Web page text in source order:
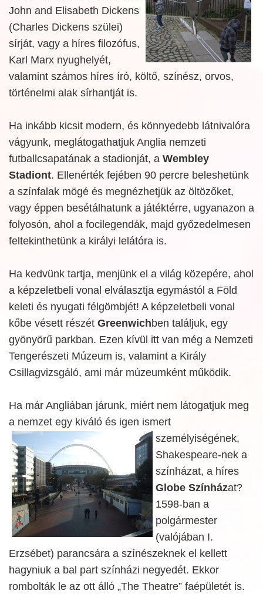
John and Elisabeth Dickens
(Charles Dickens szülei)
sírját, vagy a híres filozófus,
Karl Marx nyughelyét,
valamint számos híres író, költő, színész, orvos,
történelmi alak sírhantját is.
Ha inkább kicsit modern, és könnyedebb látnivalóra
vágyunk, meglátogathatjuk Anglia nemzeti
futballcsapatának a stadionját, a Wembley
Stadiont. Ellenérték fejében 90 percre beleshetünk
a színfalak mögé és megnézhetjük az öltözőket,
vagy éppen besétálhatunk a játéktérre, ugyanazon a
folyosón, ahol a focilegendák, majd győzedelmesen
feltekinthetünk a királyi lelátóra is.
Ha kedvünk tartja, menjünk el a világ közepére, ahol
a képzeletbeli vonal elválasztja egymástól a Föld
keleti és nyugati félgömbjét! A képzeletbeli vonal
kőbe vésett részét Greenwichben találjuk, egy
gyönyörű parkban. Ezen kívül itt van még a Nemzeti
Tengerészeti Múzeum is, valamint a Király
Csillagvizsgáló, ami már múzeumként működik.
Ha már Angliában járunk, miért nem látogatjuk meg
a nemzet egy kiváló és igen ismert
személyiségének,
Shakespeare-nek a
színházat, a híres
Globe Színházat?
1598-ban a
polgármester
(valójában I.
Erzsébet) parancsára a színészeknek el kellett
hagyniuk a bal part színházi negyedét. Ekkor
rombolták le az ott álló „The Theatre” faépületét is.